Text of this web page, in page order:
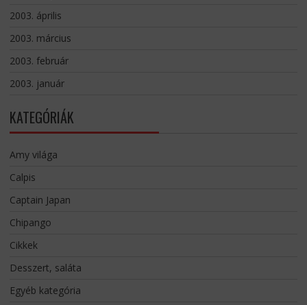
2003. április
2003. március
2003. február
2003. január
KATEGÓRIÁK
Amy világa
Calpis
Captain Japan
Chipango
Cikkek
Desszert, saláta
Egyéb kategória